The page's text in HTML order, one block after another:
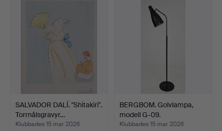
SALVADOR DALÍ. "Shitakiri".
Torrnålsgravyr…
Klubbades 15 mar 2026
BERGBOM. Golvlampa,
modell G-09.
Klubbades 15 mar 2026